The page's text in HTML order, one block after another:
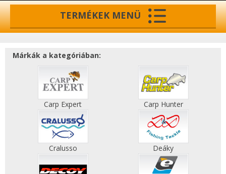
TERMÉKEK MENÜ
Márkák a kategóriában:
Carp Expert Carp Hunter
Cralusso Deáky